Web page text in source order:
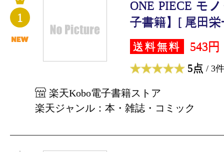
1
ONE PIECE モ
子書籍】[ 尾田
送料無料 543円
5点 / 3件
楽天Kobo電子書籍ストア
楽天ジャンル：本・雑誌・コミック